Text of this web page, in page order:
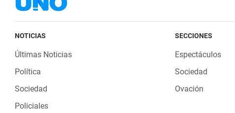
NOTICIAS
Últimas Noticias
Política
Sociedad
Policiales
SECCIONES
Espectáculos
Sociedad
Ovación